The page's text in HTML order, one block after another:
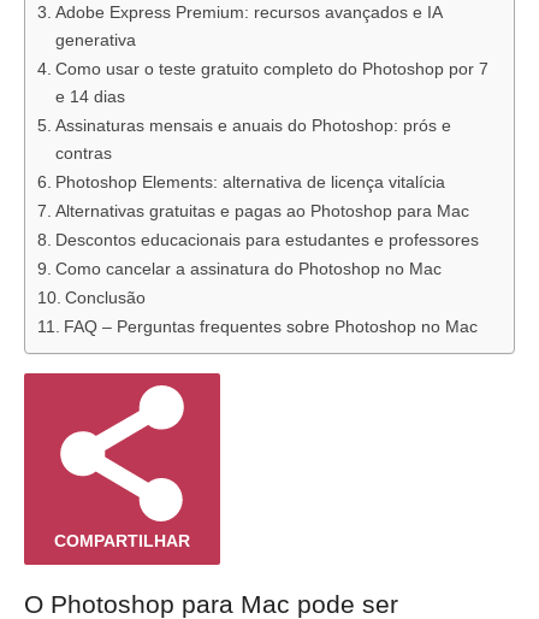
Adobe Express Premium: recursos avançados e IA
generativa
Como usar o teste gratuito completo do Photoshop por 7
e 14 dias
Assinaturas mensais e anuais do Photoshop: prós e
contras
Photoshop Elements: alternativa de licença vitalícia
Alternativas gratuitas e pagas ao Photoshop para Mac
Descontos educacionais para estudantes e professores
Como cancelar a assinatura do Photoshop no Mac
Conclusão
FAQ – Perguntas frequentes sobre Photoshop no Mac
COMPARTILHAR
O Photoshop para Mac pode ser